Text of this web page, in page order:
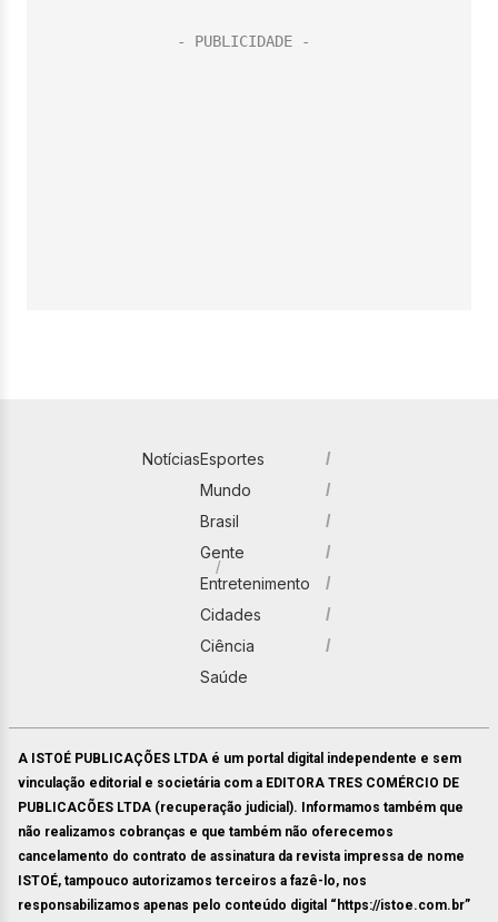
NotíciasEsportes
Mundo
Brasil
Gente
Entretenimento
Cidades
Ciência
Saúde
A ISTOÉ PUBLICAÇÕES LTDA é um portal digital independente e sem
vinculação editorial e societária com a EDITORA TRES COMÉRCIO DE
PUBLICACÕES LTDA (recuperação judicial). Informamos também que
não realizamos cobranças e que também não oferecemos
cancelamento do contrato de assinatura da revista impressa de nome
ISTOÉ, tampouco autorizamos terceiros a fazê-lo, nos
responsabilizamos apenas pelo conteúdo digital “https://istoe.com.br”